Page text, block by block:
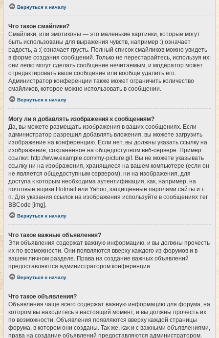
Вернуться к началу
Что такое смайлики?
Смайлики, или эмотиконы — это маленькие картинки, которые могут
быть использованы для выражения чувств, например :) означает
радость, а :( означает грусть. Полный список смайликов можно увидеть
в форме создания сообщений. Только не перестарайтесь, используя их:
они легко могут сделать сообщение нечитаемым, и модератор может
отредактировать ваше сообщение или вообще удалить его.
Администратор конференции также может ограничить количество
смайликов, которое можно использовать в сообщении.
Вернуться к началу
Могу ли я добавлять изображения к сообщениям?
Да, вы можете размещать изображения в ваших сообщениях. Если
администратор разрешил добавлять вложения, вы можете загрузить
изображение на конференцию. Если нет, вы должны указать ссылку на
изображение, сохранённое на общедоступном веб-сервере. Пример
ссылки: http://www.example.com/my-picture.gif. Вы не можете указывать
ссылку ни на изображения, хранящиеся на вашем компьютере (если он
не является общедоступным сервером), ни на изображения, для
доступа к которым необходима аутентификация, как, например, на
почтовые ящики Hotmail или Yahoo, защищённые паролями сайты и т.
п. Для указания ссылок на изображения используйте в сообщениях тег
BBCode [img].
Вернуться к началу
Что такое важные объявления?
Эти объявления содержат важную информацию, и вы должны прочесть
их по возможности. Они появляются вверху каждого из форумов и в
вашем личном разделе. Права на создание важных объявлений
предоставляются администратором конференции.
Вернуться к началу
Что такое объявления?
Объявления чаще всего содержат важную информацию для форума, на
котором вы находитесь в настоящий момент, и вы должны прочесть их
по возможности. Объявления появляются вверху каждой страницы
форума, в котором они созданы. Так же, как и с важными объявлениями,
права на создание объявлений предоставляются администратором.